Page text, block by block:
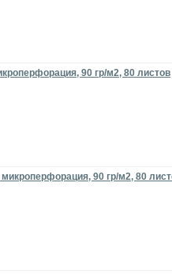
90 гр/м2, 80 листов
90 гр/м2, 80